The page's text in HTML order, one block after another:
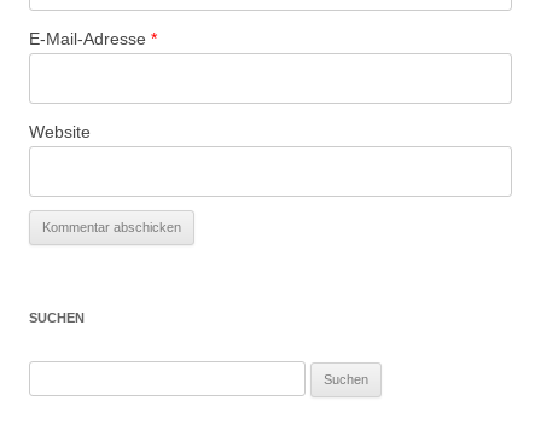
E-Mail-Adresse *
Website
SUCHEN